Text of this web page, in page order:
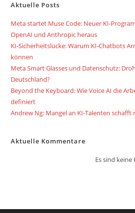
Aktuelle Posts
Meta startet Muse Code: Neuer KI-
OpenAI und Anthropic heraus
KI-Sicherheitslücke: Warum KI-Chatbots
können
Meta Smart Glasses und Datenschutz:
Deutschland?
Beyond the Keyboard: Wie Voice AI die
definiert
Andrew Ng: Mangel an KI-Talenten schafft
Aktuelle Kommentare
Es sind